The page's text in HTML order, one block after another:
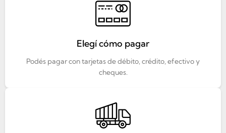
Elegí cómo pagar
Podés pagar con tarjetas de débito, crédito, efectivo y
cheques.